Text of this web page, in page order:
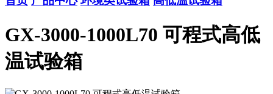
GX-3000-1000L70 可程式高低
温试验箱